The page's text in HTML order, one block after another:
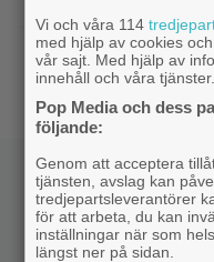
IKEA hyllas världen
till Alexander
Vi och våra 114
med hjälp av cookies
vår sajt. Med hjälp av
innehåll och våra tjänster.
Pop Media och dess
följande:
Genom att acceptera
tjänsten, avslag kan
tredjepartsleverantörer
för att arbeta, du kan
inställningar när som
längst ner på sidan.